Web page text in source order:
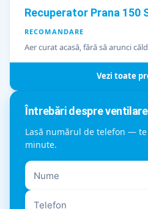
Recuperator Prana 150
RECOMANDARE
Aer curat acasă, fără să arunci
Vezi toate
Întrebări despre
Lasă numărul de telefon —
minute.